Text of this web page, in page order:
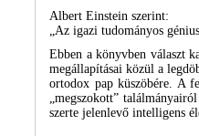
Albert Einstein szerint:
„Az igazi tudományos
Ebben a könyvben választ
megállapításai közül a
ortodox pap küszöbére. A
„megszokott”
szerte jelenlevő intelligens